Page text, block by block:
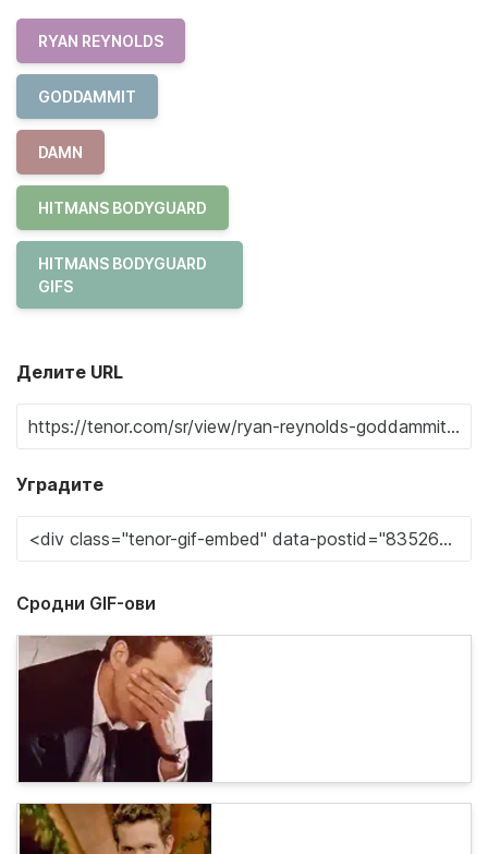
RYAN REYNOLDS
GODDAMMIT
DAMN
HITMANS BODYGUARD
HITMANS BODYGUARD
GIFS
Делите URL
Уградите
Сродни GIF-ови